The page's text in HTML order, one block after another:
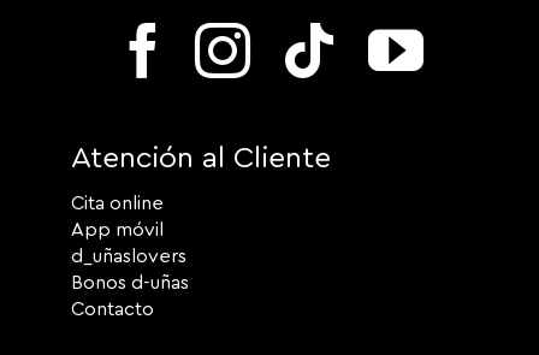
Atención al Cliente
Cita online
App móvil
d_uñaslovers
Bonos d-uñas
Contacto